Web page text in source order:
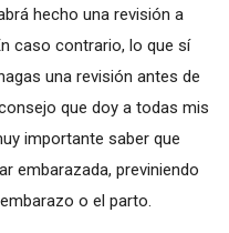
hecho una revisión a
caso contrario, lo que sí
una revisión antes de
que doy a todas mis
importante saber que
embarazada, previniendo
o el parto.